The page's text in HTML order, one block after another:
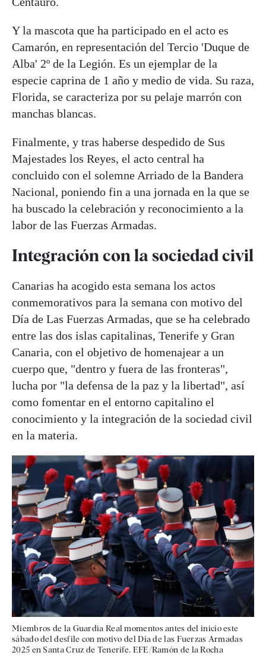
Y la mascota que ha participado en el acto es
Camarón, en representación del Tercio 'Duque de
Alba' 2º de la Legión. Es un ejemplar de la
especie caprina de 1 año y medio de vida. Su raza,
Florida, se caracteriza por su pelaje marrón con
manchas blancas.
Finalmente, y tras haberse despedido de Sus
Majestades los Reyes, el acto central ha
concluido con el solemne Arriado de la Bandera
Nacional, poniendo fin a una jornada en la que se
ha buscado la celebración y reconocimiento a la
labor de las Fuerzas Armadas.
Integración con la sociedad civil
Canarias ha acogido esta semana los actos
conmemorativos para la semana con motivo del
Día de Las Fuerzas Armadas, que se ha celebrado
entre las dos islas capitalinas, Tenerife y Gran
Canaria, con el objetivo de homenajear a un
cuerpo que, "dentro y fuera de las fronteras",
lucha por "la defensa de la paz y la libertad", así
como fomentar en el entorno capitalino el
conocimiento y la integración de la sociedad civil
en la materia.
Miembros de la Guardia Real momentos antes del inicio este
sábado del desfile con motivo del Día de las Fuerzas Armadas
2025 en Santa Cruz de Tenerife. EFE/Ramón de la Rocha